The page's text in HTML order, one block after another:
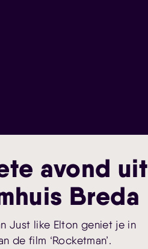
avond uit
Breda
Just like Elton geniet je in
de film ‘Rocketman’.